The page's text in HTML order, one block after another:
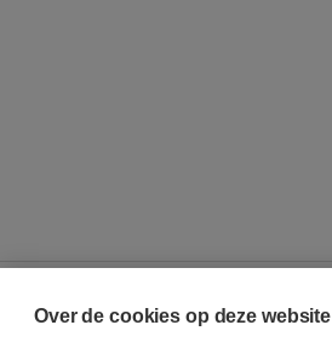
Over de cookies op deze website